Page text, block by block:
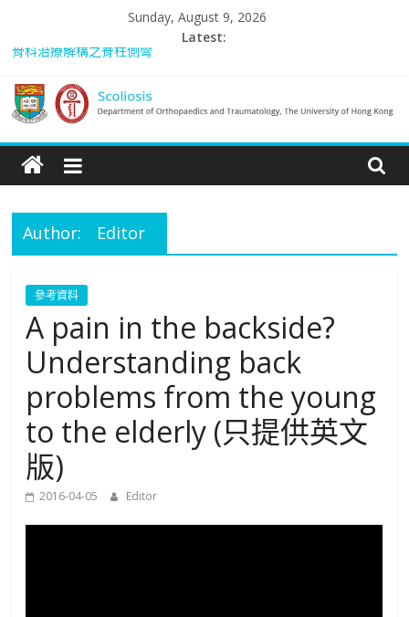
content
Sunday, August 9, 2026
Latest:
骨科治療解構之脊柱側彎
young to the elderly (只提供英文版)
Scoliosis Management in Hong Kong – “Spared from Surgery” (只
Rosanna: “我的故事”
Managing adult and pediatric spinal deformity in general practice
Scoliosis
|
Department
of
Orthopaedics
and
Traumatology,
The
Author: Editor
參考資料
A pain in the backside?
Understanding back
problems from the young
to the elderly (只提供英文
版)
2016-04-05 Editor